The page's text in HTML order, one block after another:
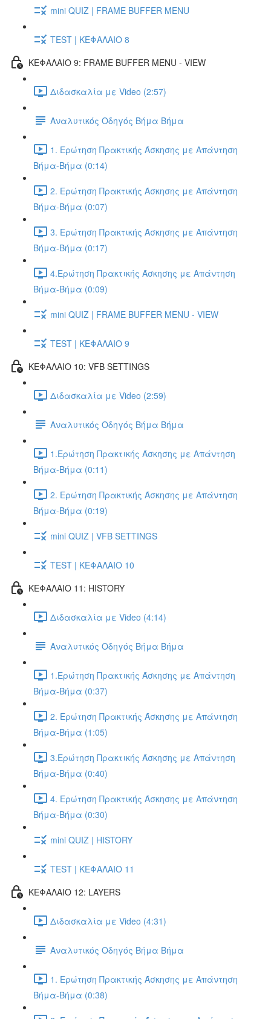
mini QUIZ | FRAME BUFFER MENU
TEST | ΚΕΦΑΛΑΙΟ 8
ΚΕΦΑΛΑΙΟ 9: FRAME BUFFER MENU - VIEW
Διδασκαλία με Video (2:57)
Αναλυτικός Οδηγός Βήμα Βήμα
1. Ερώτηση Πρακτικής Άσκησης με Απάντηση
Βήμα-Βήμα (0:14)
2. Ερώτηση Πρακτικής Άσκησης με Απάντηση
Βήμα-Βήμα (0:07)
3. Ερώτηση Πρακτικής Άσκησης με Απάντηση
Βήμα-Βήμα (0:17)
4.Ερώτηση Πρακτικής Άσκησης με Απάντηση
Βήμα-Βήμα (0:09)
mini QUIZ | FRAME BUFFER MENU - VIEW
TEST | ΚΕΦΑΛΑΙΟ 9
ΚΕΦΑΛΑΙΟ 10: VFB SETTINGS
Διδασκαλία με Video (2:59)
Αναλυτικός Οδηγός Βήμα Βήμα
1.Ερώτηση Πρακτικής Άσκησης με Απάντηση
Βήμα-Βήμα (0:11)
2. Ερώτηση Πρακτικής Άσκησης με Απάντηση
Βήμα-Βήμα (0:19)
mini QUIZ | VFB SETTINGS
TEST | ΚΕΦΑΛΑΙΟ 10
ΚΕΦΑΛΑΙΟ 11: HISTORY
Διδασκαλία με Video (4:14)
Αναλυτικός Οδηγός Βήμα Βήμα
1.Ερώτηση Πρακτικής Άσκησης με Απάντηση
Βήμα-Βήμα (0:37)
2. Ερώτηση Πρακτικής Άσκησης με Απάντηση
Βήμα-Βήμα (1:05)
3.Ερώτηση Πρακτικής Άσκησης με Απάντηση
Βήμα-Βήμα (0:40)
4. Ερώτηση Πρακτικής Άσκησης με Απάντηση
Βήμα-Βήμα (0:30)
mini QUIZ | HISTORY
TEST | ΚΕΦΑΛΑΙΟ 11
ΚΕΦΑΛΑΙΟ 12: LAYERS
Διδασκαλία με Video (4:31)
Αναλυτικός Οδηγός Βήμα Βήμα
1. Ερώτηση Πρακτικής Άσκησης με Απάντηση
Βήμα-Βήμα (0:38)